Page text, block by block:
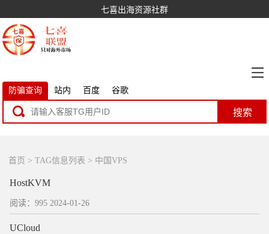
七喜出海资源社群
防骗查询 站内 百度 谷歌
搜索
首页 > TAG信息列表 > 中国VPS
HostKVM
阅读：995 2024-01-26
UCloud